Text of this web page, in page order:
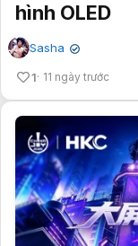
hình OLED
Sasha ✔
1 11 ngày trước